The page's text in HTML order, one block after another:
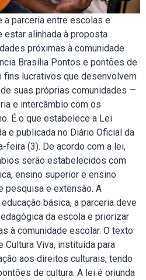
a parceria entre escolas e
alinhada à proposta
próximas à comunidade
Brasília Pontos e pontões de
lucrativos que desenvolvem
suas próprias comunidades —
e intercâmbio com os
É o que estabelece a Lei
e publicada no Diário Oficial da
feira (3). De acordo com a lei,
serão estabelecidos com
ensino superior e ensino
pesquisa e extensão. A
básica, a parceria deve
da escola e priorizar
à comunidade escolar. O texto
Cultura Viva, instituída para
aos direitos culturais, tendo
de cultura. A lei é oriunda